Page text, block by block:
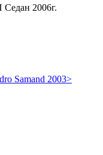
2006г.
Samand 2003>